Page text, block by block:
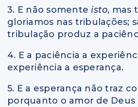
3. E não somenteisto, mas
gloriamos nas tribulações;
tribulação produz a
4. E a paciência a
experiência a esperança.
5. E a esperança não traz
porquanto o amor de Deus